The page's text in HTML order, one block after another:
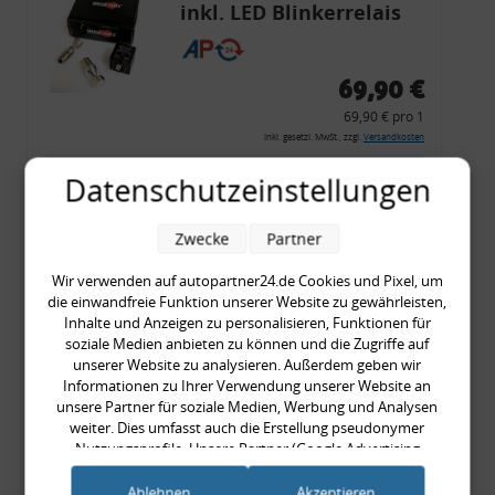
inkl. LED Blinkerrelais
CF 14
69,90 €
69,90 € pro 1
inkl. gesetzl. MwSt., zzgl. Versandkosten
Merkzettel
Rückleuchtenband mit
Blinker, rot, US-Ecken,
Audi 80 Cabrio, Typ 89,
OE-Nr.: 8G0945225 +
8G0945225C
999,99 €
999,99 € pro 1
Datenschutzeinstellungen
Wir verwenden auf autopartner24.de Cookies und Pixel, um
die einwandfreie Funktion unserer Website zu gewährleisten,
Inhalte und Anzeigen zu personalisieren, Funktionen für
soziale Medien anbieten zu können und die Zugriffe auf
unserer Website zu analysieren. Außerdem geben wir
Informationen zu Ihrer Verwendung unserer Website an
unsere Partner für soziale Medien, Werbung und Analysen
weiter. Dies umfasst auch die Erstellung pseudonymer
Nutzungsprofile. Unsere Partner (Google Advertising
Products) führen diese Informationen möglicherweise mit
weiteren Daten zusammen, die Sie ihnen bereitgestellt haben
Zwecke Partner